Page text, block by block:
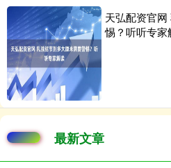
天弘配资官
惕？听听专家
最新文章